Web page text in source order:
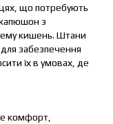
що потребують
з
кишень. Штани
для забезпечення
їх в умовах, де
комфорт,